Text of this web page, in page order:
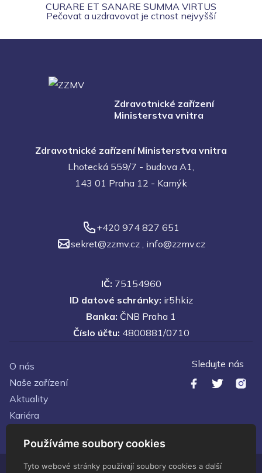
Používáme soubory cookies
Tyto webové stránky používají soubory cookies a další
CURARE ET SANARE SUMMA VIRTUS
Pečovat a uzdravovat je ctnost nejvyšší
Zdravotnické zařízení
Ministerstva vnitra
Zdravotnické zařízení Ministerstva vnitra
Lhotecká 559/7 - budova A1,
143 01 Praha 12 - Kamýk
+420 974 827 651
sekret@zzmv.cz , info@zzmv.cz
IČ: 75154960
ID datové schránky: ir5hkiz
Banka: ČNB Praha 1
Číslo účtu: 4800881/0710
O nás
Naše zařízení
Aktuality
Kariéra
Sledujte nás